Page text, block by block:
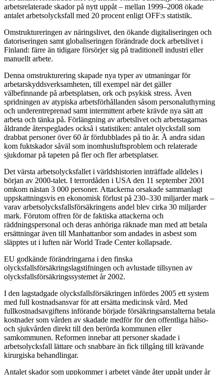
arbetsrelaterade skador på nytt uppåt – mellan 1999–2008 ökade
antalet arbetsolycksfall med 20 procent enligt OFF:s statistik.
Omstruktureringen av näringslivet, den ökande digitaliseringen och
datoriseringen samt globaliseringen förändrade dock arbetslivet i
Finland: färre än tidigare försörjer sig på traditionell industri eller
manuellt arbete.
Denna omstrukturering skapade nya typer av utmaningar för
arbetarskyddsverksamheten, till exempel när det gäller
välbefinnande på arbetsplatsen, ork och psykisk stress. Även
spridningen av atypiska arbetsförhållanden såsom personaluthyrning
och underentreprenad samt intermittent arbete krävde nya sätt att
arbeta och tänka på. Förlängning av arbetslivet och arbetstagarnas
åldrande återspeglades också i statistiken: antalet olycksfall som
drabbat personer över 60 år fördubblades på tio år. Å andra sidan
kom fuktskador såväl som inomhusluftsproblem och relaterade
sjukdomar på tapeten på fler och fler arbetsplatser.
Det värsta arbetsolycksfallet i världshistorien inträffade alldeles i
början av 2000-talet. I terrordåden i USA den 11 september 2001
omkom nästan 3 000 personer. Attackerna orsakade sammanlagt
uppskattningsvis en ekonomisk förlust på 230–330 miljarder mark –
varav arbetsolycksfallsförsäkringens andel blev cirka 30 miljarder
mark. Förutom offren för de faktiska attackerna och
räddningspersonal och deras anhöriga räknade man med att betala
ersättningar även till Manhattanbor som andades in asbest som
släpptes ut i luften när World Trade Center kollapsade.
EU godkände förändringarna i den finska
olycksfallsförsäkringslagstifningen och avlustade tillsynen av
olycksfallsförsäkringssystemet år 2002.
I den lagstadgade olycksfallsförsäkringen infördes 2005 ett system
med full kostnadsansvar för att ersätta medicinsk vård. Med
fullkostnadsavgiftens införande började försäkringsanstalterna betala
kostnader som vården av skadade medför för den offentliga hälso-
och sjukvården direkt till den berörda kommunen eller
samkommunen. Reformen innebar att personer skadade i
arbetsolycksfall lättare och snabbare än fick tillgång till krävande
kirurgiska behandlingar.
Antalet skador som uppkommer i arbetet vände åter uppåt under år